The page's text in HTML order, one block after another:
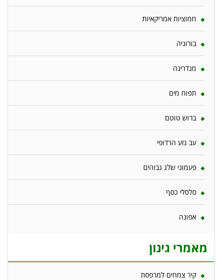
חמוציות אמריקאיות
בורוניה
מנדרינה
תפוח מים
ברוש טוטם
עב גזע הרדופי
פעמוני שלג גבוהים
סלסלי כסף
אפונה
מאמרי גינון
קיר צמחים למרפסת